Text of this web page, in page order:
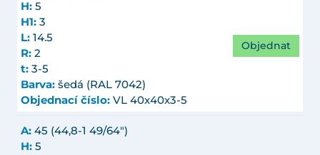
H: 5
H1: 3
L: 14.5
R: 2
t: 3-5
Barva: šedá (RAL 7042)
Objednací číslo: VL 40x40x3-5
Objednat
A: 45 (44,8-1 49/64")
H: 5